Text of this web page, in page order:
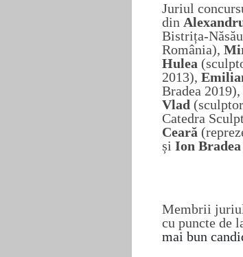
Juriul
din
Bistrița-
România),
Hulea (s
2013),
Bradea 2019),
Vlad (sculptor
Catedra
Ceară (r
și Ion Bradea
Membrii
cu puncte de
mai bun